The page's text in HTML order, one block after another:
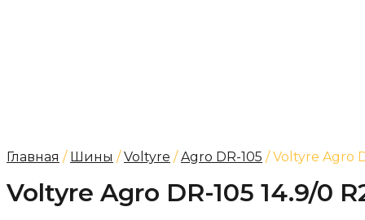
Главная / Шины /Voltyre /Agro DR-105 / Voltyre Agro
Voltyre Agro DR-105 14.9/0